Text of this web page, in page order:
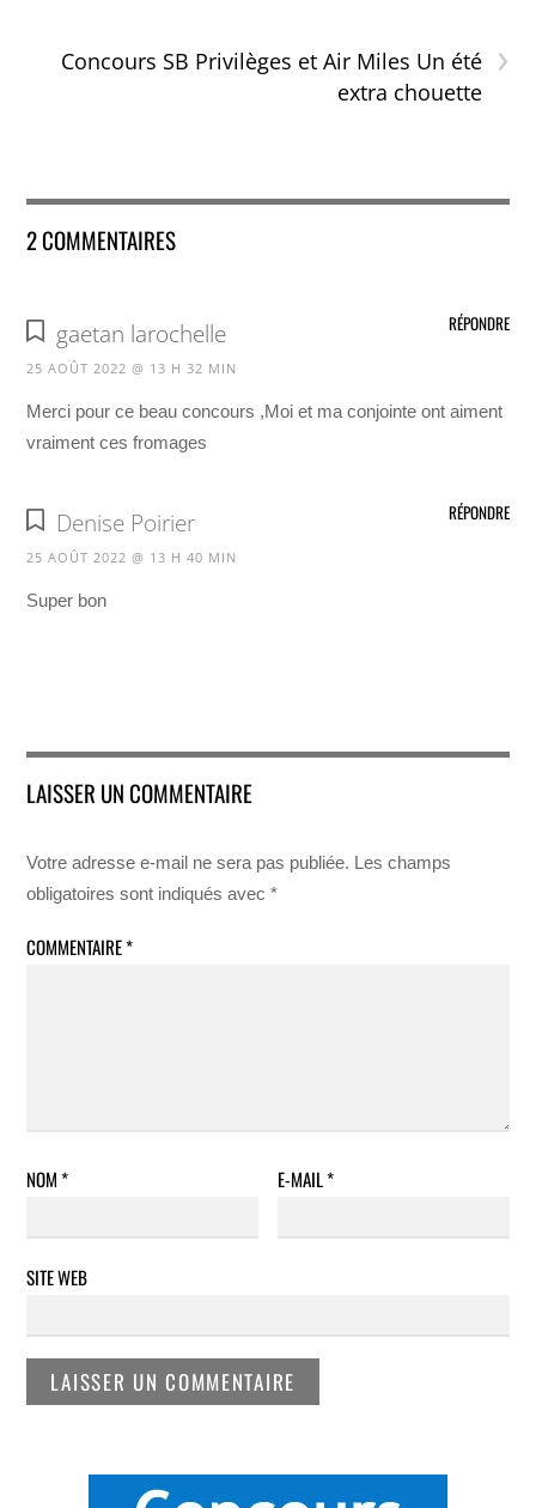
›
Concours SB Privilèges et Air Miles Un été
extra chouette
2 COMMENTAIRES
gaetan larochelle
25 AOÛT 2022 @ 13 H 32 MIN
Merci pour ce beau concours ,Moi et ma conjointe ont aiment
vraiment ces fromages
RÉPONDRE
Denise Poirier
25 AOÛT 2022 @ 13 H 40 MIN
Super bon
RÉPONDRE
LAISSER UN COMMENTAIRE
Votre adresse e-mail ne sera pas publiée. Les champs
obligatoires sont indiqués avec*
COMMENTAIRE*
NOM* E-MAIL*
SITE WEB